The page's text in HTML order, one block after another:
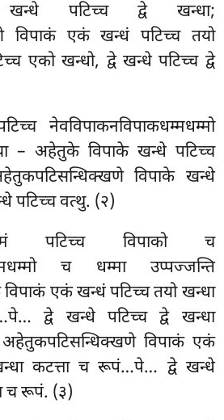
पटिच्च द्वे खन्धा;
विपाकं एकं खन्धं पटिच्च तयो
एको खन्धो, द्वे खन्धे पटिच्च द्वे
नेवविपाकनविपाकधम्मधम्मो
– अहेतुके विपाके खन्धे पटिच्च
विपाके खन्धे
पटिच्च वत्थु. (२)
पटिच्च विपाको च
च धम्मा उप्पज्जन्ति
एकं खन्धं पटिच्च तयो खन्धा
द्वे खन्धे पटिच्च द्वे खन्धा
अहेतुकपटिसन्धिक्खणे विपाकं एकं
कटत्ता च रूपं…पे… द्वे खन्धे
च रूपं. (३)